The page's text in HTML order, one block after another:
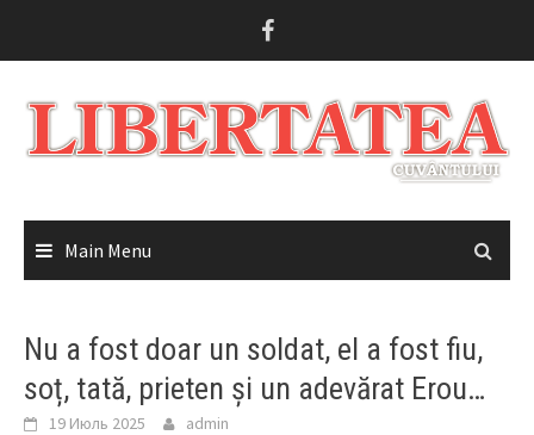
Main Menu
Nu a fost doar un soldat, el a fost fiu,
soț, tată, prieten și un adevărat Erou…
19 Июль 2025 admin